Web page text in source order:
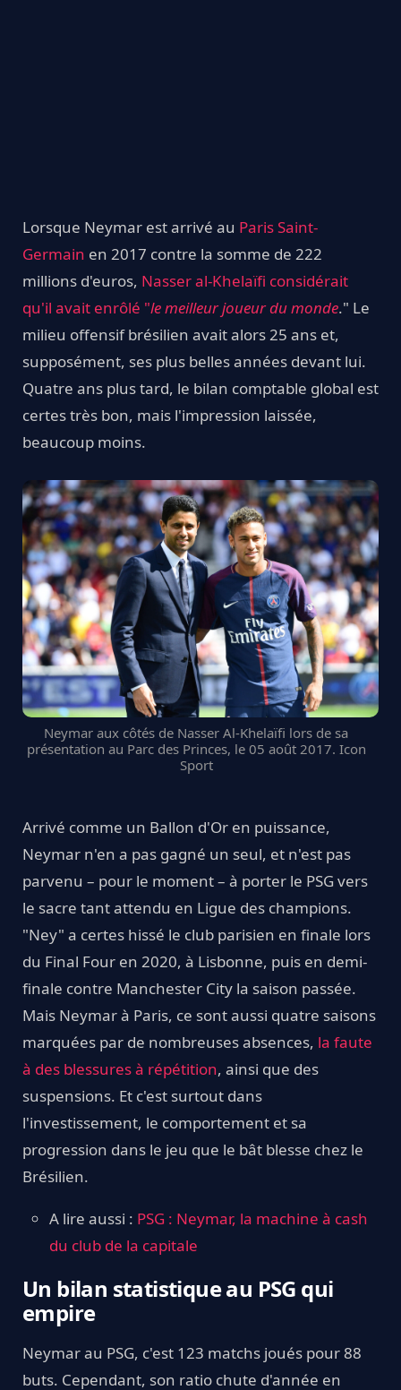
Lorsque Neymar est arrivé au Paris Saint-
Germain en 2017 contre la somme de 222
millions d'euros, Nasser al-Khelaïfi considérait
qu'il avait enrôlé "le meilleur joueur du monde." Le
milieu offensif brésilien avait alors 25 ans et,
supposément, ses plus belles années devant lui.
Quatre ans plus tard, le bilan comptable global est
certes très bon, mais l'impression laissée,
beaucoup moins.
Neymar aux côtés de Nasser Al-Khelaïfi lors de sa
présentation au Parc des Princes, le 05 août 2017. Icon
Sport
Arrivé comme un Ballon d'Or en puissance,
Neymar n'en a pas gagné un seul, et n'est pas
parvenu – pour le moment – à porter le PSG vers
le sacre tant attendu en Ligue des champions.
"Ney" a certes hissé le club parisien en finale lors
du Final Four en 2020, à Lisbonne, puis en demi-
finale contre Manchester City la saison passée.
Mais Neymar à Paris, ce sont aussi quatre saisons
marquées par de nombreuses absences, la faute
à des blessures à répétition, ainsi que des
suspensions. Et c'est surtout dans
l'investissement, le comportement et sa
progression dans le jeu que le bât blesse chez le
Brésilien.
A lire aussi : PSG : Neymar, la machine à cash
du club de la capitale
Un bilan statistique au PSG qui
empire
Neymar au PSG, c'est 123 matchs joués pour 88
buts. Cependant, son ratio chute d'année en